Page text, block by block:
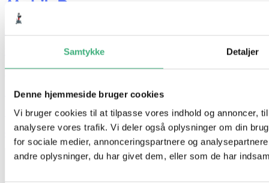
Samtykke Detaljer
Denne hjemmeside bruger cookies
Vi bruger cookies til at tilpasse vores indhold og annoncer,
analysere vores trafik. Vi deler også oplysninger om din
for sociale medier, annonceringspartnere og
andre oplysninger, du har givet dem, eller som de har
Booking
Handelsbetingelser
Persondatapolitik
GDPR